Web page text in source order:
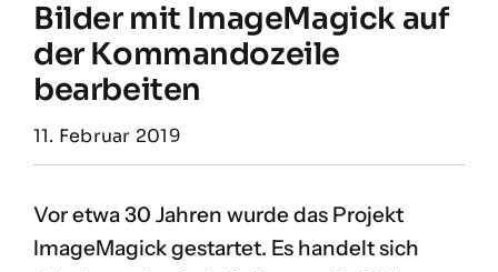
Bilder mit ImageMagick auf
der Kommandozeile
bearbeiten
11. Februar 2019
Vor etwa 30 Jahren wurde das Projekt
ImageMagick gestartet. Es handelt sich